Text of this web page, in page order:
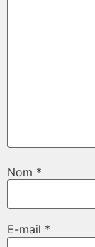
Nom *
E-mail *